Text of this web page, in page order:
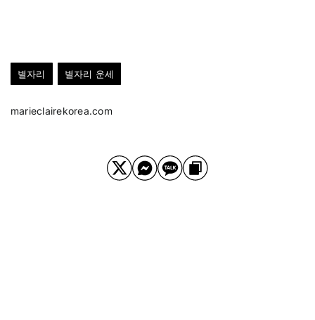
별자리 별자리 운세
marieclairekorea.com